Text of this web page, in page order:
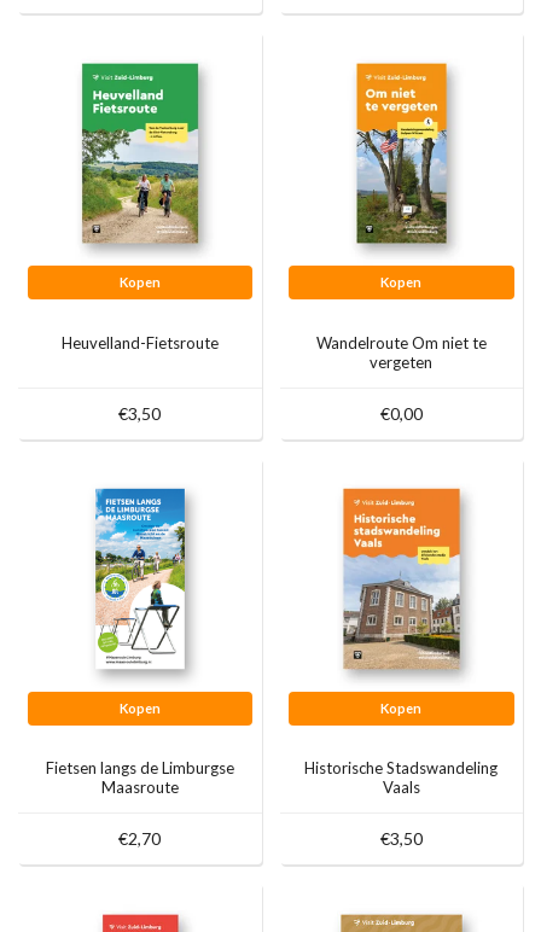
Kopen
Heuvelland-Fietsroute
€3,50
Kopen
Wandelroute Om niet te
vergeten
€0,00
Kopen
Fietsen langs de Limburgse
Maasroute
€2,70
Kopen
Historische Stadswandeling
Vaals
€3,50